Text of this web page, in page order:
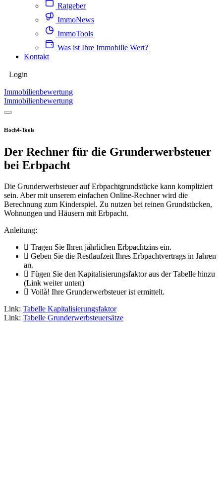
Ratgeber
ImmoNews
ImmoTools
Was ist Ihre Immobilie Wert?
Kontakt
Login
Immobilienbewertung
Immobilienbewertung
Hoch4-Tools
Der Rechner für die Grunderwerbsteuer
bei Erbpacht
Die Grunderwerbsteuer auf Erbpachtgrundstücke kann kompliziert
sein. Aber mit unserem einfachen Online-Rechner wird die
Berechnung zum Kinderspiel. Zu nutzen bei reinen Grundstücken,
Wohnungen und Häusern mit Erbpacht.
Anleitung:
Tragen Sie Ihren jährlichen Erbpachtzins ein.
Geben Sie die Restlaufzeit Ihres Erbpachtvertrags in Jahren
an.
Fügen Sie den Kapitalisierungsfaktor aus der Tabelle hinzu
(Link weiter unten)
Voilà! Ihre Grunderwerbsteuer ist ermittelt.
Link: Tabelle Kapitalisierungsfaktor
Link: Tabelle Grunderwerbsteuersätze